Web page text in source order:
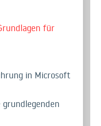
für
in Microsoft